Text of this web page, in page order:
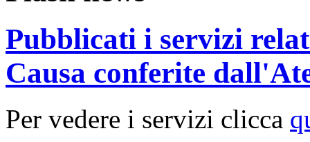
Pubblicati i servizi
Causa conferite
Per vedere i servizi clicca